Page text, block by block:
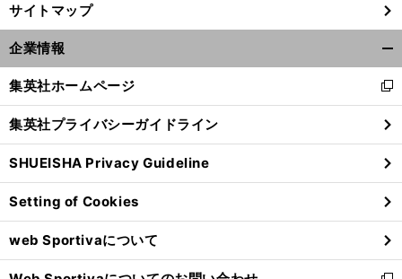
サイトマップ
企業情報
閉
る
集英社ホームページ
新
し
い
ウ
ィ
ン
ド
ウ
で
開
集英社プライバシーガイドライン
SHUEISHA Privacy Guideline
Setting of Cookies
web Sportivaについて